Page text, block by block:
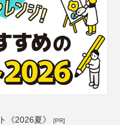
《2026夏》 [PR]